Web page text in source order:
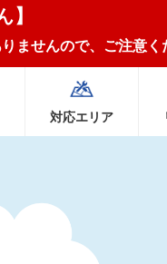
ませんので、ご注意く
対応エリア